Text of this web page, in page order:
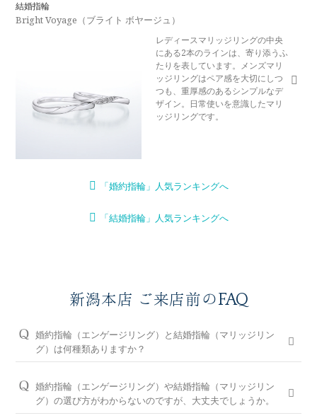
結婚指輪
Bright Voyage（ブライト ボヤージュ）
レディースマリッジリングの中央
にある2本のラインは、寄り添うふ
たりを表しています。メンズマリ
ッジリングはペア感を大切にしつ
つも、重厚感のあるシンプルなデ
ザイン。日常使いを意識したマリ
ッジリングです。
「婚約指輪」人気ランキングへ
「結婚指輪」人気ランキングへ
新潟本店 ご来店前のFAQ
婚約指輪（エンゲージリング）と結婚指輪（マリッジリン
グ）は何種類ありますか？
のデザインや、シンプルからゴージャスまで、豊富なラインナ
ップをご用意しております。オプションを組み合わせると数万
通りの中から、おふたりらしさを叶える婚約指輪と結婚指輪を
婚約指輪（エンゲージリング）や結婚指輪（マリッジリン
グ）の選び方がわからないのですが、大丈夫でしょうか。